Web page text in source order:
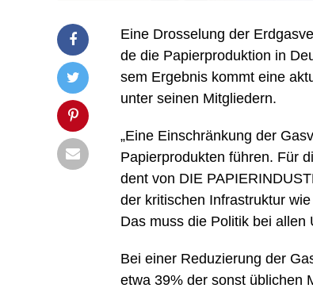
Eine Dros­se­lung der
de die Papier­pro­duk­ti­on in
sem Ergeb­nis kommt eine
unter sei­nen Mitgliedern.
„Eine Ein­schrän­kung der
Papier­pro­duk­ten füh­ren. Für
dent von DIE
der kri­ti­schen Infra­struk­tur
Das muss die Poli­tik bei allen
Bei einer Redu­zie­rung der
etwa 39% der sonst übli­chen